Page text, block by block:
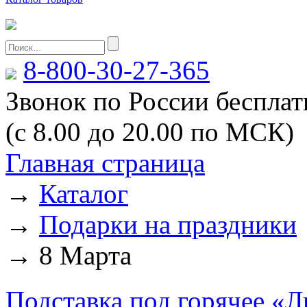
8-800-30-27-365
Звонок по России
(с 8.00 до 20.00 по МСК)
Главная страница
→ Каталог
→ Подарки на праздники
→ 8 Марта
Подставка под горячее